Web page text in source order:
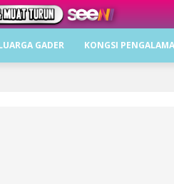
GADER KONGSI